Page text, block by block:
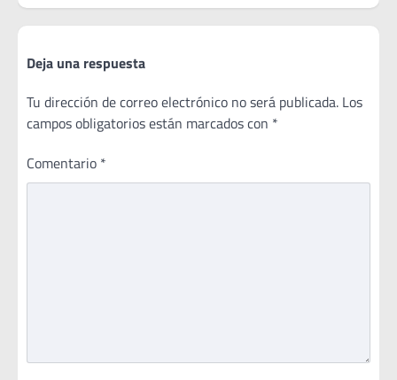
Deja una respuesta
Tu dirección de correo electrónico no será publicada. Los
campos obligatorios están marcados con *
Comentario *